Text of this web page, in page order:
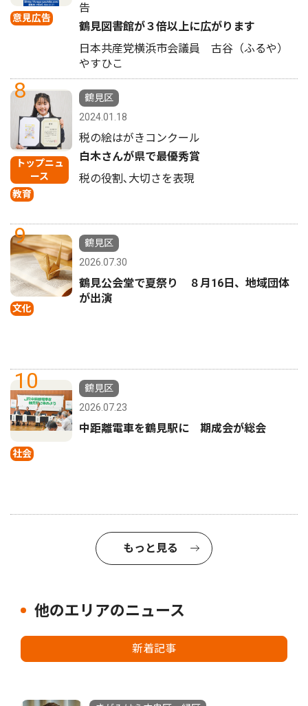
意見広告
告
鶴見図書館が３倍以上に広がります
日本共産党横浜市会議員 古谷（ふるや）
やすひこ
8
トップニュ
ース
教育
鶴見区
2024.01.18
税の絵はがきコンクール
白木さんが県で最優秀賞
税の役割､大切さを表現
9
文化
鶴見区
2026.07.30
鶴見公会堂で夏祭り ８月16日、地域団体
が出演
10
社会
鶴見区
2026.07.23
中距離電車を鶴見駅に 期成会が総会
もっと見る
他のエリアのニュース
新着記事